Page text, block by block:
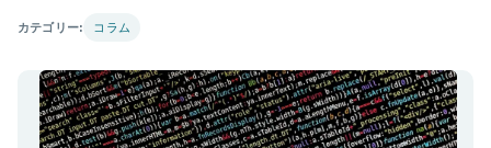
カテゴリー: コラム